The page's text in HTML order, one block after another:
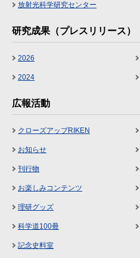
放射光科学研究センター
研究成果（プレスリリース）
2026
2024
広報活動
クローズアップRIKEN
お知らせ
刊行物
お楽しみコンテンツ
理研グッズ
科学道100冊
記念史料室